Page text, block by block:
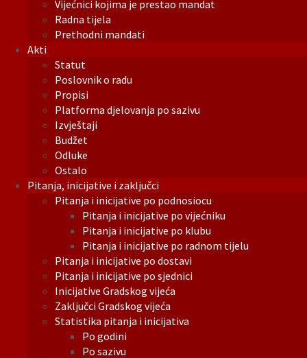
Vijećnici kojima je prestao mandat
Radna tijela
Prethodni mandati
Akti
Statut
Poslovnik o radu
Propisi
Platforma djelovanja po sazivu
Izvještaji
Budžet
Odluke
Ostalo
Pitanja, inicijative i zaključci
Pitanja i inicijative po podnosiocu
Pitanja i inicijative po vijećniku
Pitanja i inicijative po klubu
Pitanja i inicijative po radnom tijelu
Pitanja i inicijative po dostavi
Pitanja i inicijative po sjednici
Inicijative Gradskog vijeća
Zaključci Gradskog vijeća
Statistika pitanja i inicijativa
Po godini
Po sazivu